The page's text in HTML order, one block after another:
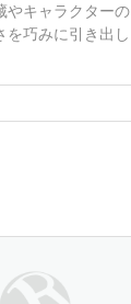
やキャラクターの
を巧みに引き出し